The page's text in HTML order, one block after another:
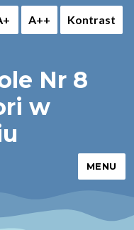
Nr 8
w
A++ Kontrast
MENU